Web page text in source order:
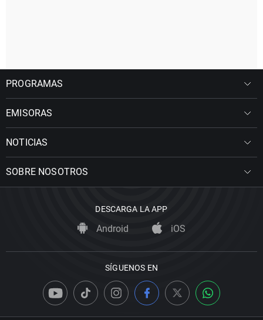
PROGRAMAS
EMISORAS
NOTICIAS
SOBRE NOSOTROS
DESCARGA LA APP
Android iOS
SÍGUENOS EN